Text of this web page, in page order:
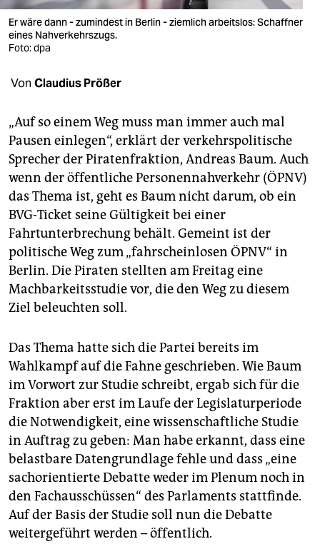
verlag
veranstaltungen
unterstützen
abo
genossenschaft
epaper login
Er wäre dann - zumindest in Berlin - ziemlich arbeitslos: Schaffner
eines Nahverkehrszugs.
Foto: dpa
Von Claudius Prößer
„Auf so einem Weg muss man immer auch mal
Pausen einlegen“, erklärt der verkehrspolitische
Sprecher der Piratenfraktion, Andreas Baum. Auch
wenn der öffentliche Personennahverkehr (ÖPNV)
das Thema ist, geht es Baum nicht darum, ob ein
BVG-Ticket seine Gültigkeit bei einer
Fahrtunterbrechung behält. Gemeint ist der
politische Weg zum „fahrscheinlosen ÖPNV“ in
Berlin. Die Piraten stellten am Freitag eine
Machbarkeitsstudie vor, die den Weg zu diesem
Ziel beleuchten soll.
Das Thema hatte sich die Partei bereits im
Wahlkampf auf die Fahne geschrieben. Wie Baum
im Vorwort zur Studie schreibt, ergab sich für die
Fraktion aber erst im Laufe der Legislaturperiode
die Notwendigkeit, eine wissenschaftliche Studie
in Auftrag zu geben: Man habe erkannt, dass eine
belastbare Datengrundlage fehle und dass „eine
sachorientierte Debatte weder im Plenum noch in
den Fachausschüssen“ des Parlaments stattfinde.
Auf der Basis der Studie soll nun die Debatte
weitergeführt werden – öffentlich.